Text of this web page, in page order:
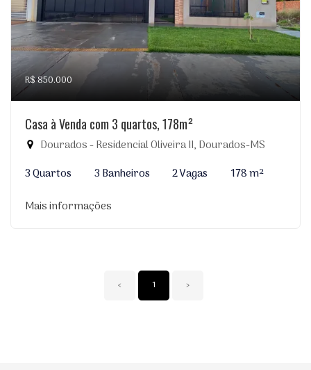
R$ 850.000
Casa à Venda com 3 quartos, 178m²
Dourados - Residencial Oliveira II, Dourados-MS
3 Quartos
3 Banheiros 2 Vagas
178 m²
Mais informações
‹ 1 ›